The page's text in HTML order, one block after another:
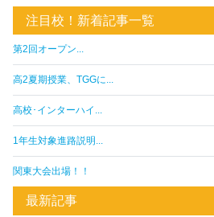
注目校！新着記事一覧
第2回オープン...
高2夏期授業、TGGに...
高校･インターハイ...
1年生対象進路説明...
関東大会出場！！
最新記事